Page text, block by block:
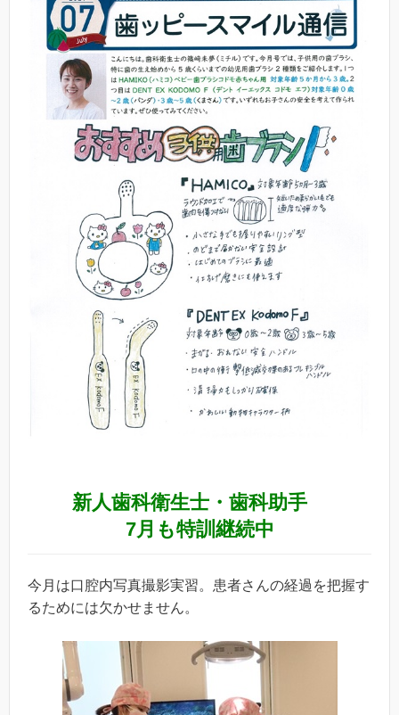
新人歯科衛生士・歯科助手
7月も特訓継続中
今月は口腔内写真撮影実習。患者さんの経過を把握す
るためには欠かせません。